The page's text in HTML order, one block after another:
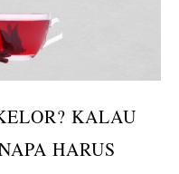
KALAU
HARUS